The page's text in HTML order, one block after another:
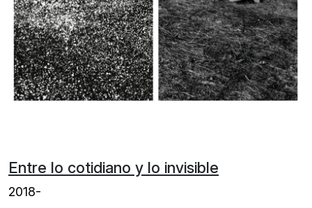
Entre lo cotidiano y lo invisible
2018-